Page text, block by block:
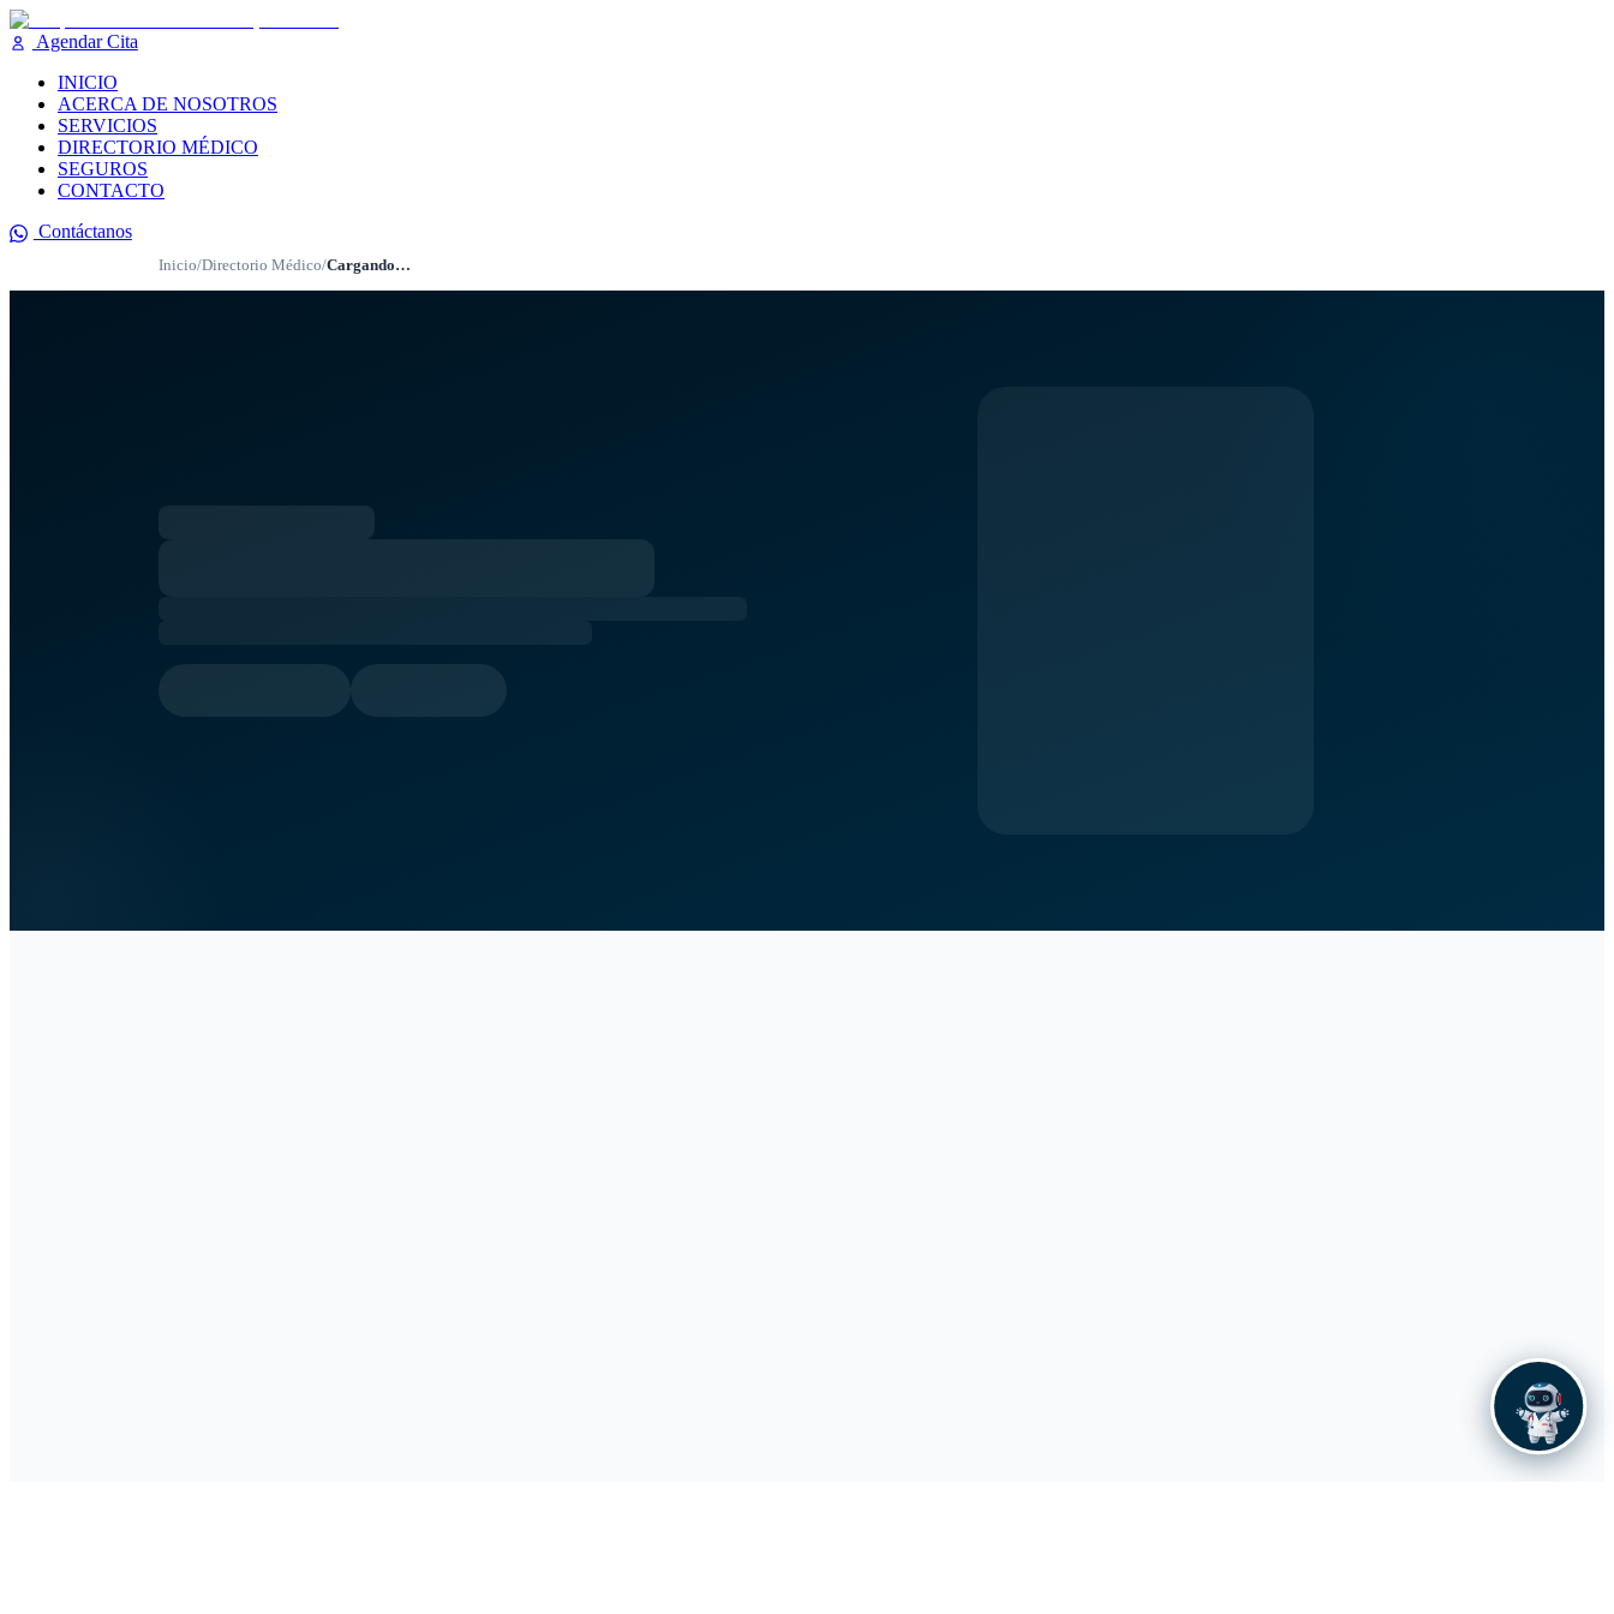
Agendar Cita
INICIO
ACERCA DE NOSOTROS
SERVICIOS
DIRECTORIO MÉDICO
SEGUROS
CONTACTO
Contáctanos
Inicio/Directorio Médico/Cargando…